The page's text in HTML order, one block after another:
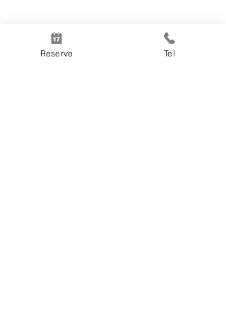
Reserve Tel